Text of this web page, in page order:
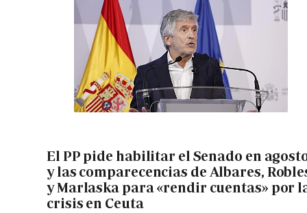
El PP pide habilitar el Senado en
y las comparecencias de Albares,
y Marlaska para «rendir cuentas» por
crisis en Ceuta